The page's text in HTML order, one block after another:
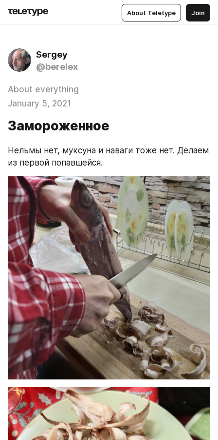
About Teletype Join
Sergey
@berelex
About everything
January 5, 2021
Замороженное
Нельмы нет, муксуна и наваги тоже нет. Делаем
из первой попавшейся.